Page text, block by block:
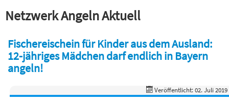
Netzwerk Angeln Aktuell
Fischereischein für Kinder aus dem Ausland:
12-jähriges Mädchen darf endlich in Bayern
angeln!
Veröffentlicht: 02. Juli 2019